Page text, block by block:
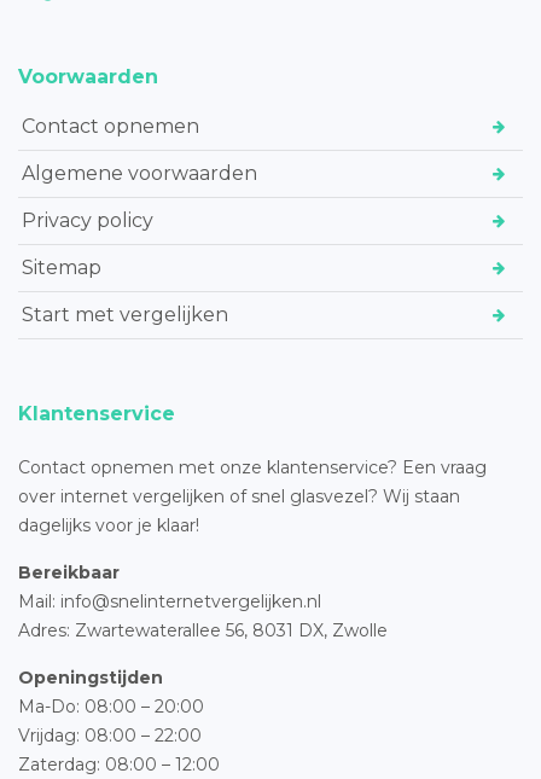
Voorwaarden
Contact opnemen
Algemene voorwaarden
Privacy policy
Sitemap
Start met vergelijken
Klantenservice
Contact opnemen met onze klantenservice? Een vraag
over internet vergelijken of snel glasvezel? Wij staan
dagelijks voor je klaar!
Bereikbaar
Mail: info@snelinternetvergelijken.nl
Adres: Zwartewaterallee 56, 8031 DX, Zwolle
Openingstijden
Ma-Do: 08:00 – 20:00
Vrijdag: 08:00 – 22:00
Zaterdag: 08:00 – 12:00